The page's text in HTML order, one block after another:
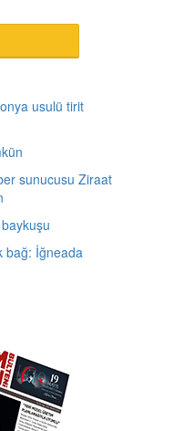
usulü tirit
sunucusu Ziraat
bağ: İğneada